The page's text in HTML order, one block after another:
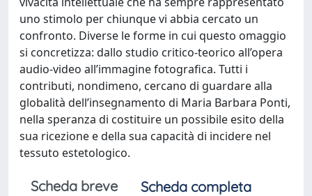
uno stimolo per chiunque vi abbia cercato un
confronto. Diverse le forme in cui questo omaggio
si concretizza: dallo studio critico-teorico all’opera
audio-video all’immagine fotografica. Tutti i
contributi, nondimeno, cercano di guardare alla
globalità dell’insegnamento di Maria Barbara Ponti,
nella speranza di costituire un possibile esito della
sua ricezione e della sua capacità di incidere nel
tessuto estetologico.
Scheda breve
Scheda completa